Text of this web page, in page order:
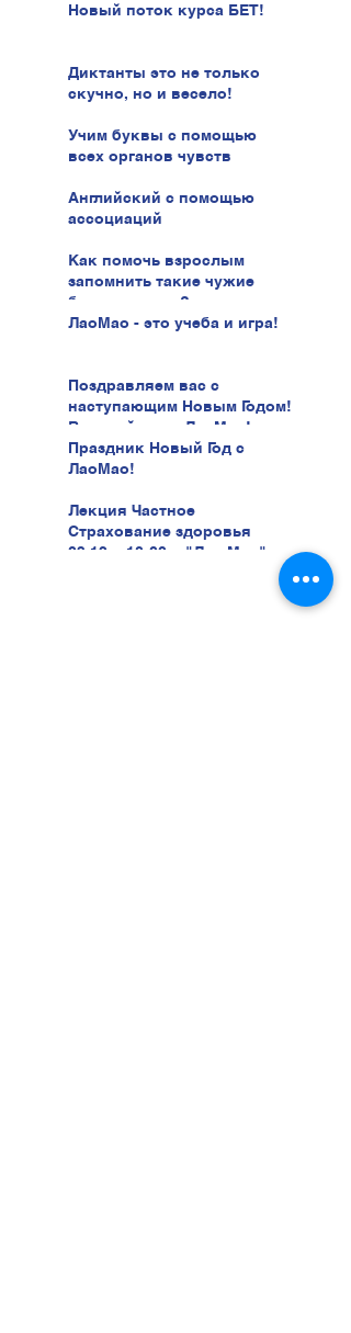
иврита!
Новый поток курса БЕТ!
Диктанты это не только
скучно, но и весело!
Учим буквы с помощью
всех органов чувств
Английский с помощью
ассоциаций
Как помочь взрослым
запомнить такие чужие
буквы иврита?
ЛаоМао - это учеба и игра!
Поздравляем вас с
наступающим Новым Годом!
В новый год с ЛаоМао!
Праздник Новый Год с
ЛаоМао!
Лекция Частное
Страхование здоровья
03.12 в 18:00 в "Лао Мао" ул.